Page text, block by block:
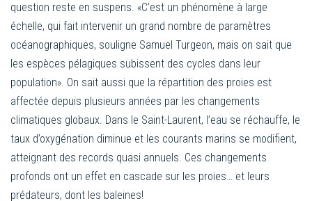
question reste en suspens. «C’est un phénomène à large
échelle, qui fait intervenir un grand nombre de paramètres
océanographiques, souligne Samuel Turgeon, mais on sait que
les espèces pélagiques subissent des cycles dans leur
population». On sait aussi que la répartition des proies est
affectée depuis plusieurs années par les changements
climatiques globaux. Dans le Saint-Laurent, l’eau se réchauffe, le
taux d’oxygénation diminue et les courants marins se modifient,
atteignant des records quasi annuels. Ces changements
profonds ont un effet en cascade sur les proies… et leurs
prédateurs, dont les baleines!